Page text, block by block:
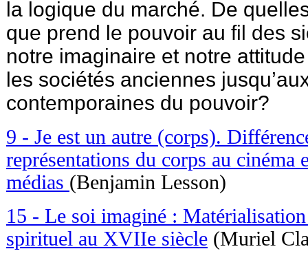
la logique du marché. De
que prend le pouvoir au fil des
notre imaginaire et notre
les sociétés anciennes
contemporaines du pouvoir?
9 - Je est un autre (corps).
représentations du corps au cinéma
médias (Benjamin Lesson)
15 - Le soi imaginé :
spirituel au XVIIe siècle (Muriel